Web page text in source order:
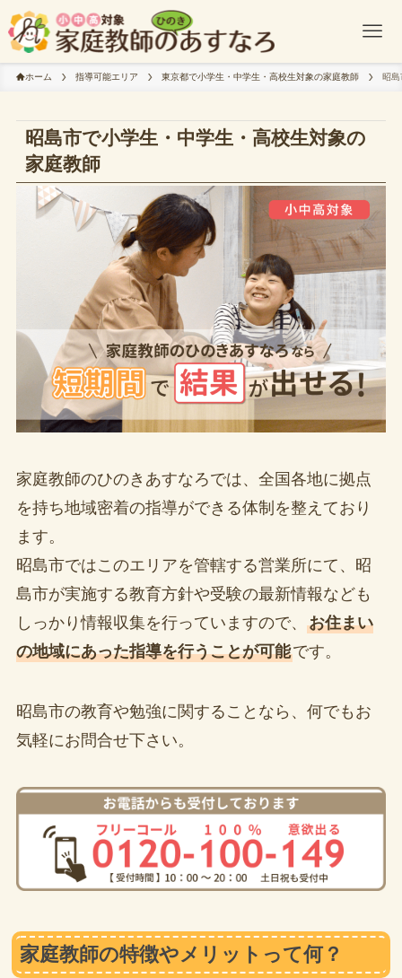
ホーム 指導可能エリア 東京都で小学生・中学生・高校生対象の家庭教師 昭島
昭島市で小学生・中学生・高校生対象の
家庭教師
家庭教師のひのきあすなろでは、全国各地に拠点
を持ち地域密着の指導ができる体制を整えており
ます。
昭島市ではこのエリアを管轄する営業所にて、昭
島市が実施する教育方針や受験の最新情報なども
しっかり情報収集を行っていますので、 お住まい
の地域にあった指導を行うことが可能です。
昭島市の教育や勉強に関することなら、何でもお
気軽にお問合せ下さい。
家庭教師の特徴やメリットって何？